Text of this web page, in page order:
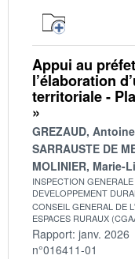
Appui au
l’élaboration
territoriale -
»
GREZAUD, Antoine
SARRAUSTE DE
MOLINIER, Marie-
INSPECTION
DEVELOPPEMENT
CONSEIL GENERAL DE
ESPACES RURAUX
Rapport: janv. 2026
n°016411-01